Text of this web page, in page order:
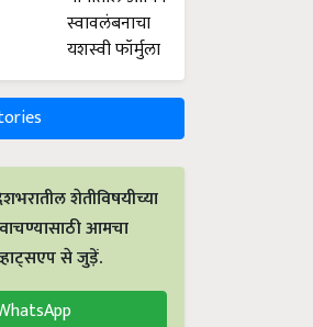
शेतीविषयीच्या
आमचा
से जुड़ें.